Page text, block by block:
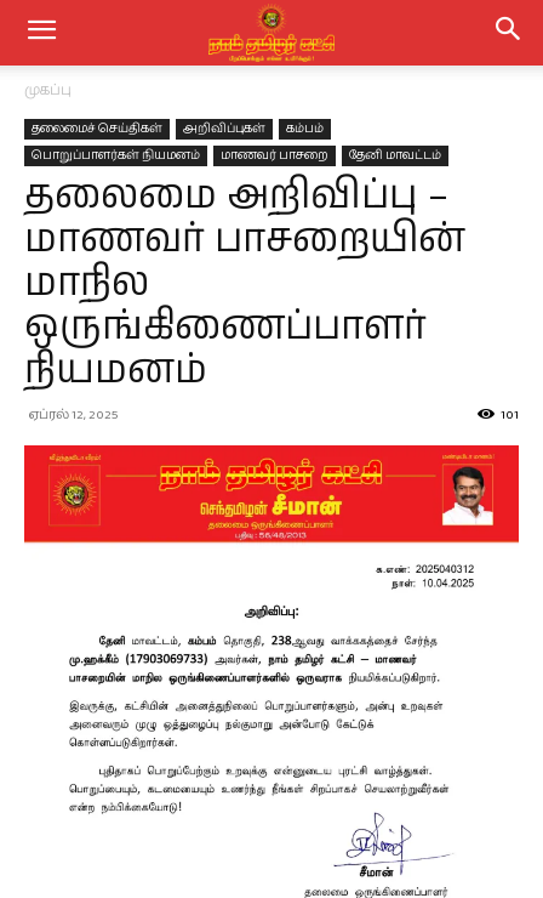
முகப்பு
தலைமைச் செய்திகள் அறிவிப்புகள்
கம்பம்
பொறுப்பாளர்கள் நியமனம்
மாணவர் பாசறை தேனி மாவட்டம்
தலைமை அறிவிப்பு –
மாணவர் பாசறையின்
மாநில
ஒருங்கிணைப்பாளர்
நியமனம்
ஏப்ரல் 12, 2025 101